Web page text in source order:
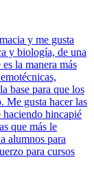
y me gusta
y biología, de una
la manera más
base para que los
Me gusta hacer las
haciendo hincapié
que más le
alumnos para
para cursos